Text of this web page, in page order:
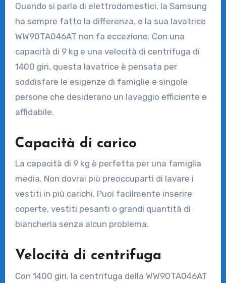
Quando si parla di elettrodomestici, la Samsung
ha sempre fatto la differenza, e la sua lavatrice
WW90TA046AT non fa eccezione. Con una
capacità di 9 kg e una velocità di centrifuga di
1400 giri, questa lavatrice è pensata per
soddisfare le esigenze di famiglie e singole
persone che desiderano un lavaggio efficiente e
affidabile.
Capacità di carico
La capacità di 9 kg è perfetta per una famiglia
media. Non dovrai più preoccuparti di lavare i
vestiti in più carichi. Puoi facilmente inserire
coperte, vestiti pesanti o grandi quantità di
biancheria senza alcun problema.
Velocità di centrifuga
Con 1400 giri, la centrifuga della WW90TA046AT